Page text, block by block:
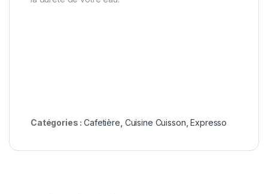
Catégories :Cafetière Cuisine Cuisson ,Expresso